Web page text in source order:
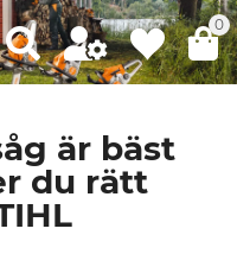
0
är bäst
du rätt